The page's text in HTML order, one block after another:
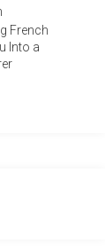
French
Into a